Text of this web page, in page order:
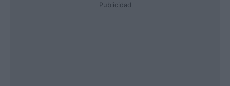
Publicidad